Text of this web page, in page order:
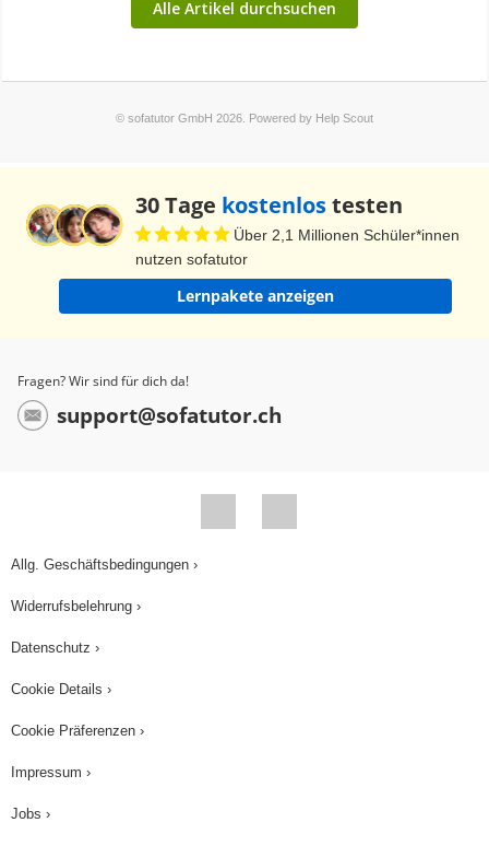
30 Tage kostenlostesten
Über 2,1 Millionen Schüler*innen
nutzen sofatutor
Lernpakete anzeigen
Fragen? Wir sind für dich da!
support@sofatutor.ch
Allg. Geschäftsbedingungen ›
Widerrufsbelehrung ›
Datenschutz ›
Cookie Details ›
Cookie Präferenzen ›
Impressum ›
Jobs ›